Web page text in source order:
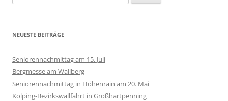
nach:
NEUESTE BEITRÄGE
Seniorennachmittag am 15. Juli
Bergmesse am Wallberg
Seniorennachmittag in Höhenrain am 20. Mai
Kolping-Bezirkswallfahrt in Großhartpenning